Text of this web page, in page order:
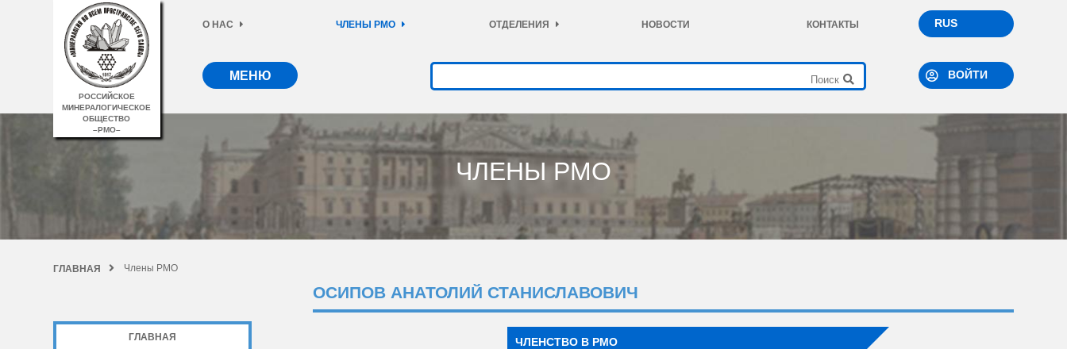
РОССИЙСКОЕ
МИНЕРАЛОГИЧЕСКОЕ
ОБЩЕСТВО
–РМО–
О НАС ЧЛЕНЫ РМО ОТДЕЛЕНИЯ НОВОСТИ КОНТАКТЫ RUS
МЕНЮ ВОЙТИ
ЧЛЕНЫ РМО
ГЛАВНАЯ Члены РМО
ГЛАВНАЯ
ОСИПОВ АНАТОЛИЙ СТАНИСЛАВОВИЧ
ЧЛЕНСТВО В РМО